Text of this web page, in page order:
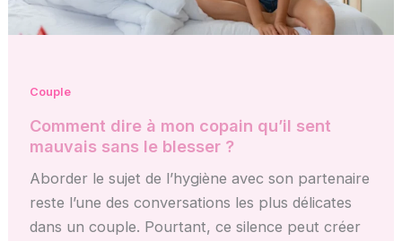
Couple
Comment dire à mon copain qu’il sent
mauvais sans le blesser ?
Aborder le sujet de l’hygiène avec son partenaire
reste l’une des conversations les plus délicates
dans un couple. Pourtant, ce silence peut créer